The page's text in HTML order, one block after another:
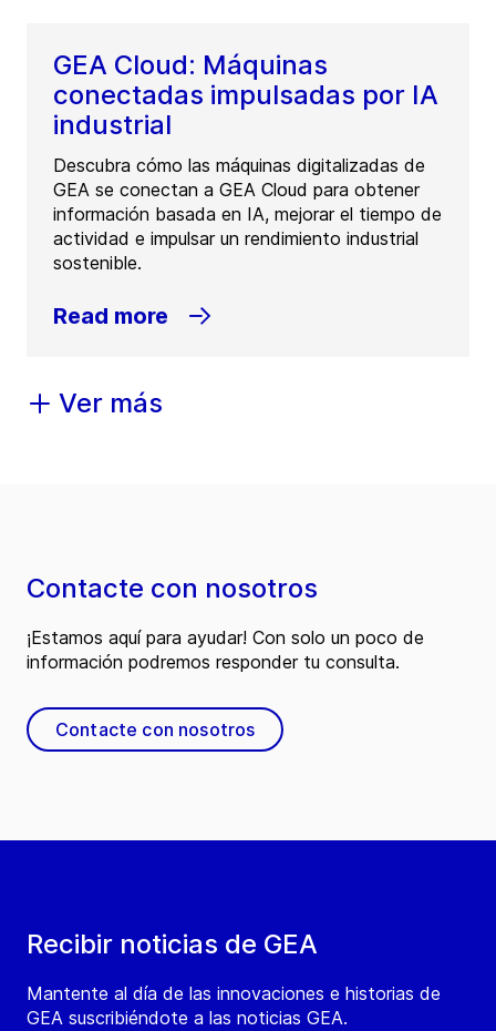
GEA Cloud: Máquinas
conectadas impulsadas por IA
industrial
Descubra cómo las máquinas digitalizadas de
GEA se conectan a GEA Cloud para obtener
información basada en IA, mejorar el tiempo de
actividad e impulsar un rendimiento industrial
sostenible.
Read more
Ver más
Recibir noticias de GEA
Mantente al día de las innovaciones e historias de
GEA suscribiéndote a las noticias GEA.
Contacte con nosotros
¡Estamos aquí para ayudar! Con solo un poco de
información podremos responder tu consulta.
Contacte con nosotros